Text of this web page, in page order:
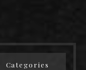
Categories